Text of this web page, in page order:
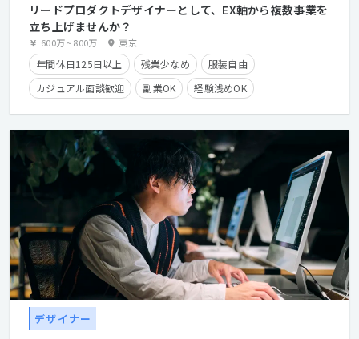
リードプロダクトデザイナーとして、EX軸から複数事業を
立ち上げませんか？
600万~800万 東京
年間休日125日以上 残業少なめ
服装自由
カジュアル面談歓迎
副業OK
経験浅めOK
クライアントとの直接取引多数
長期休暇有り
残業手当有り
在宅勤務可
フレックスタイム制
第二新卒歓迎
学歴不問
経験者優遇
デザイナー